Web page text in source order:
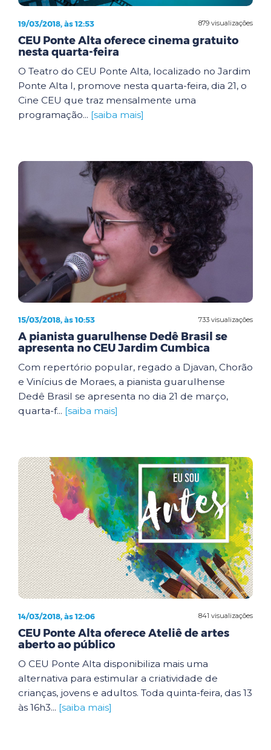
879 visualizações
19/03/2018, às 12:53
CEU Ponte Alta oferece cinema gratuito
nesta quarta-feira
O Teatro do CEU Ponte Alta, localizado no Jardim
Ponte Alta I, promove nesta quarta-feira, dia 21, o
Cine CEU que traz mensalmente uma
programação... [saiba mais]
733 visualizações
15/03/2018, às 10:53
A pianista guarulhense Dedê Brasil se
apresenta no CEU Jardim Cumbica
Com repertório popular, regado a Djavan, Chorão
e Vinícius de Moraes, a pianista guarulhense
Dedê Brasil se apresenta no dia 21 de março,
quarta-f... [saiba mais]
841 visualizações
14/03/2018, às 12:06
CEU Ponte Alta oferece Ateliê de artes
aberto ao público
O CEU Ponte Alta disponibiliza mais uma
alternativa para estimular a criatividade de
crianças, jovens e adultos. Toda quinta-feira, das 13
às 16h3... [saiba mais]